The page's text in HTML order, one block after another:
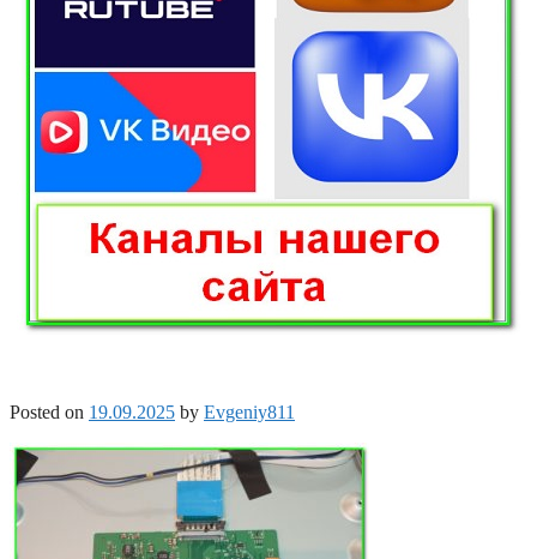
Posted on 19.09.2025 by Evgeniy811